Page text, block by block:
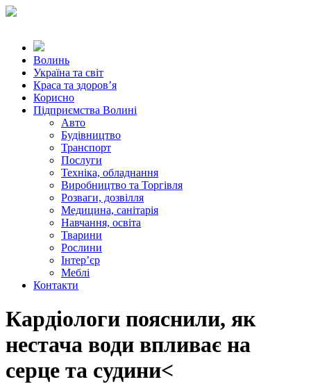
Волинь
Україна та світ
Краса та здоров’я
Корисно
Підприємства Волині
Авто
Будівництво
Транспорт
Послуги
Техніка, обладнання
Виробництво та Торгівля
Розваги, дозвілля
Медицина, санітарія
Навчання, освіта
Тварини
Рослини
Інтер’єр
Меблі
Контакти
Кардіологи пояснили, як
нестача води впливає на
серце та судини<